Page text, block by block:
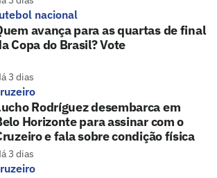
nacional
avança para as quartas de final
Copa do Brasil? Vote
3 dias
Rodríguez desembarca em
Horizonte para assinar com o
e fala sobre condição física
3 dias